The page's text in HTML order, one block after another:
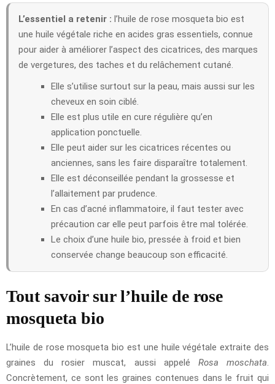
L’essentiel a retenir : l’huile de rose mosqueta bio est
une huile végétale riche en acides gras essentiels, connue
pour aider à améliorer l’aspect des cicatrices, des marques
de vergetures, des taches et du relâchement cutané.
Elle s’utilise surtout sur la peau, mais aussi sur les
cheveux en soin ciblé.
Elle est plus utile en cure régulière qu’en
application ponctuelle.
Elle peut aider sur les cicatrices récentes ou
anciennes, sans les faire disparaître totalement.
Elle est déconseillée pendant la grossesse et
l’allaitement par prudence.
En cas d’acné inflammatoire, il faut tester avec
précaution car elle peut parfois être mal tolérée.
Le choix d’une huile bio, pressée à froid et bien
conservée change beaucoup son efficacité.
Tout savoir sur l’huile de rose
mosqueta bio
L’huile de rose mosqueta bio est une huile végétale extraite des
graines du rosier muscat, aussi appelé Rosa moschata
Concrètement, ce sont les graines contenues dans le fruit qui